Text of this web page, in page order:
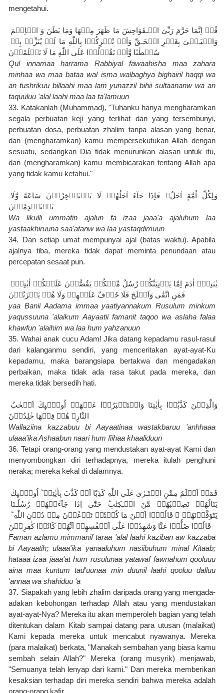
mengetahui.
سُلۡطٰنًا وَّاَنۡ تَقُوۡلُوۡا عَلَى اللّٰهِ مَا لَا تَعۡلَمُوۡنَ
Qul innamaa harrama Rabbiyal fawaahisha maa zahara
minhaa wa maa bataa wal isma walbaghya bighairil haqqi wa
an tushrikuu billaahi maa lam yunazzil bihii sultaananw wa an
taquuluu 'alal laahi maa laa ta'lamuun
33. Katakanlah (Muhammad), "Tuhanku hanya mengharamkan
segala perbuatan keji yang terlihat dan yang tersembunyi,
perbuatan dosa, perbuatan zhalim tanpa alasan yang benar,
dan (mengharamkan) kamu mempersekutukan Allah dengan
sesuatu, sedangkan Dia tidak menurunkan alasan untuk itu,
dan (mengharamkan) kamu membicarakan tentang Allah apa
yang tidak kamu ketahui."
يَسۡتَقۡدِمُوۡنَ‏
Wa likulli ummatin ajalun fa izaa jaaa'a ajaluhum laa
yastaakhiruuna saa'atanw wa laa yastaqdimuun
34. Dan setiap umat mempunyai ajal (batas waktu). Apabila
ajalnya tiba, mereka tidak dapat meminta penundaan atau
percepatan sesaat pun.
فَمَنِ اتَّقٰى وَاَصۡلَحَ فَلَا خَوۡفٌ عَلَيۡهِمۡ وَلَا هُمۡ يَحۡزَنُوۡنَ
yaa Banii Aadama immaa yaatiyannakum Rusulum minkum
yaqussuuna 'alaikum Aayaatii famanit taqoo wa aslaha falaa
khawfun 'alaihim wa laa hum yahzanuun
35. Wahai anak cucu Adam! Jika datang kepadamu rasul-rasul
dari kalanganmu sendiri, yang menceritakan ayat-ayat-Ku
kepadamu, maka barangsiapa bertakwa dan mengadakan
perbaikan, maka tidak ada rasa takut pada mereka, dan
mereka tidak bersedih hati.
النَّارِ‌ۚ هُمۡ فِيۡهَا خٰلِدُوۡنَ‏
Wallaziina kazzabuu bi Aayaatinaa wastakbaruu 'anhhaaa
ulaaa'ika Ashaabun naari hum fiihaa khaaliduun
36. Tetapi orang-orang yang mendustakan ayat-ayat Kami dan
menyombongkan diri terhadapnya, mereka itulah penghuni
neraka; mereka kekal di dalamnya.
قَالُوۡا ضَلُّوۡا عَنَّا وَشَهِدُوۡا عَلٰٓى اَنۡفُسِهِمۡ اَنَّهُمۡ كَانُوۡا كٰفِرِيۡنَ
Faman azlamu mimmanif taraa 'alal laahi kaziban aw kazzaba
bi Aayaatih; ulaaa'ika yanaaluhum nasiibuhum minal Kitaab;
hataaa izaa jaaa'at hum rusulunaa yatawaf fawnahum qooluuu
aina maa kuntum tad'uunaa min duunil laahi qooluu dalluu
'annaa wa shahiduu 'a
37. Siapakah yang lebih zhalim daripada orang yang mengada-
adakan kebohongan terhadap Allah atau yang mendustakan
ayat-ayat-Nya? Mereka itu akan memperoleh bagian yang telah
ditentukan dalam Kitab sampai datang para utusan (malaikat)
Kami kepada mereka untuk mencabut nyawanya. Mereka
(para malaikat) berkata, "Manakah sembahan yang biasa kamu
sembah selain Allah?" Mereka (orang musyrik) menjawab,
"Semuanya telah lenyap dari kami." Dan mereka memberikan
kesaksian terhadap diri mereka sendiri bahwa mereka adalah
orang-orang kafir.